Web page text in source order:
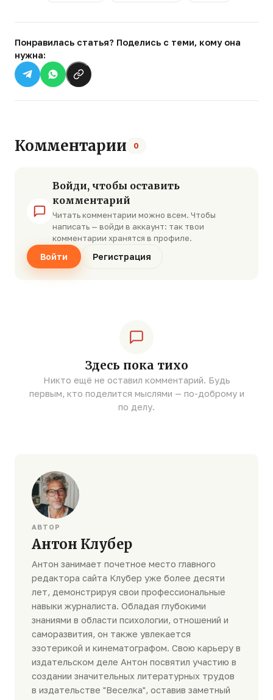
Понравилась статья? Поделись с теми, кому она
нужна:
Комментарии 0
Войди, чтобы оставить
комментарий
Читать комментарии можно всем. Чтобы
написать — войди в аккаунт: так твои
комментарии хранятся в профиле.
Войти Регистрация
Здесь пока тихо
Никто ещё не оставил комментарий. Будь
первым, кто поделится мыслями — по-доброму и
по делу.
АВТОР
Антон Клубер
Антон занимает почетное место главного
редактора сайта Клубер уже более десяти
лет, демонстрируя свои профессиональные
навыки журналиста. Обладая глубокими
знаниями в области психологии, отношений и
саморазвития, он также увлекается
эзотерикой и кинематографом. Свою карьеру в
издательском деле Антон посвятил участию в
создании значительных литературных трудов
в издательстве "Веселка", оставив заметный